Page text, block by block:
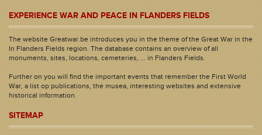
EXPERIENCE WAR AND PEACE IN FLANDERS FIELDS
The website Greatwar.be introduces you in the theme of the Great War in the
In Flanders Fields region. The database contains an overview of all
monuments, sites, locations, cemeteries, ... in Flanders Fields.
Further on you will find the important events that remember the First World
War, a list op publications, the musea, interesting websites and extensive
historical information.
SITEMAP